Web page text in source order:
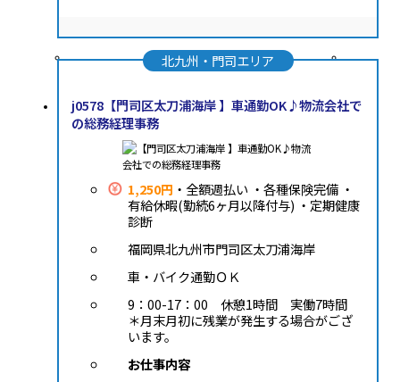
北九州・門司エリア
j0578【門司区太刀浦海岸 】車通勤OK♪物流会社で
の総務経理事務
1,250円 ・全額週払い ・各種保険完備 ・
有給休暇(勤続6ヶ月以降付与) ・定期健康
診断
福岡県北九州市門司区太刀浦海岸
車・バイク通勤ＯＫ
9：00-17：00 休憩1時間 実働7時間
＊月末月初に残業が発生する場合がござ
います。
お仕事内容